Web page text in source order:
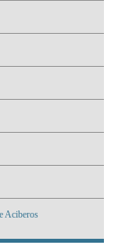
Aciberos